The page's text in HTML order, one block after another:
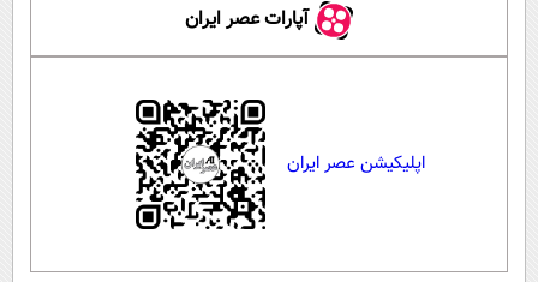
آپارات عصر ایران
اپلیکیشن عصر ایران